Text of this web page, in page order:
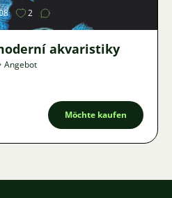
2
akvaristiky
• Angebot
Möchte kaufen